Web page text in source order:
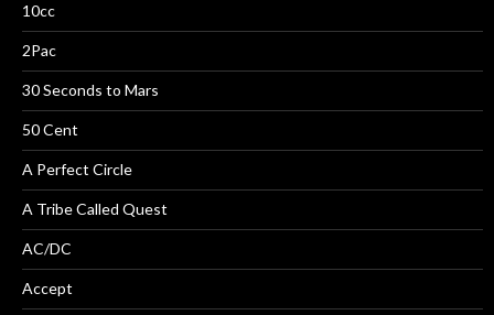
10cc
2Pac
30 Seconds to Mars
50 Cent
A Perfect Circle
A Tribe Called Quest
AC/DC
Accept